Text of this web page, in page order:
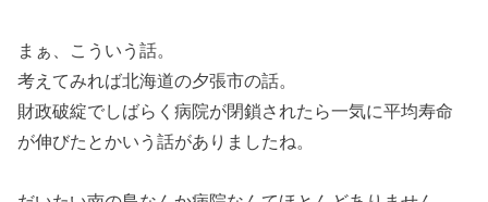
まぁ、こういう話。
考えてみれば北海道の夕張市の話。
財政破綻でしばらく病院が閉鎖されたら一気に平均寿命
が伸びたとかいう話がありましたね。